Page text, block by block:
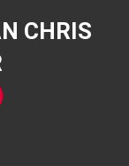
CHRIS